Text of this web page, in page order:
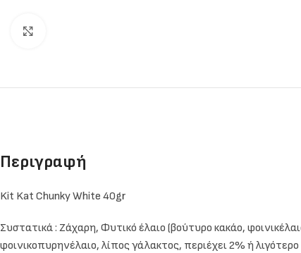
Περιγραφή
Kit Kat Chunky White 40gr
Συστατικά : Ζάχαρη, Φυτικό έλαιο (βούτυρο κακάο,
φοινικοπυρηνέλαιο, λίπος γάλακτος, περιέχει 2% ή